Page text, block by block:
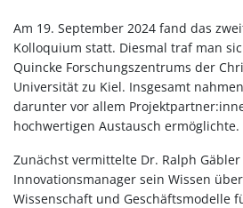
Am 19. September 2024 fand das
Kolloquium statt. Diesmal traf man
Quincke Forschungszentrums der
Universität zu Kiel. Insgesamt
darunter vor allem
hochwertigen Austausch ermöglichte.
Zunächst vermittelte Dr. Ralph Gäbler
Innovationsmanager sein Wissen
Wissenschaft und Geschäftsmodelle